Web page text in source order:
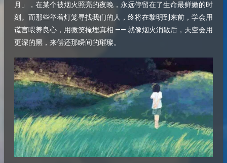
月」，在某个被烟火照亮的夜晚，永远停留在了生命最鲜嫩的时
刻。而那些举着灯笼寻找我们的人，终将在黎明到来前，学会用
谎言喂养良心，用微笑掩埋真相 —— 就像烟火消散后，天空会用
更深的黑，来偿还那瞬间的璀璨。